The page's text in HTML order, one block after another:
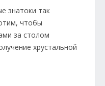
знатоки так
чтобы
за столом
хрустальной